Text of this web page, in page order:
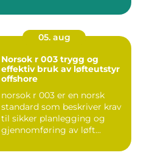
05. aug
Norsok r 003 trygg og
effektiv bruk av løfteutstyr
offshore
norsok r 003 er en norsk
standard som beskriver krav
til sikker planlegging og
gjennomføring av løft...